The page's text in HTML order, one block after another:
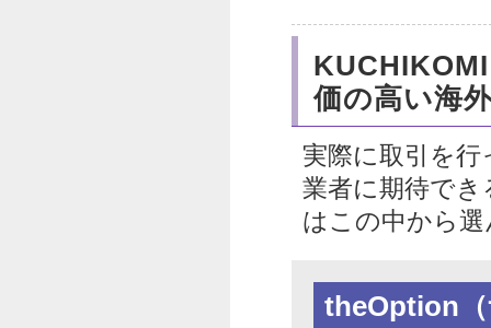
2016-5-2
自動取引iフォローをスマ
2016-4-5
【スマートオプション】
2016-3-28
【スマートオプション】
2016-2-23
【スマートオプション】ラ
2016-1-14
価の高い海
実際に取引を
業者に期待で
はこの中から
theOption